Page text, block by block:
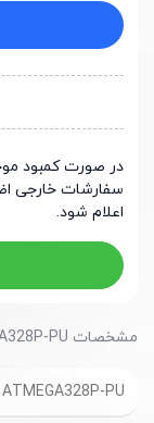
در صورت کمبود
سفارشات خارجی
اعلام شود.
مشخصات ATMEGA328P-PU
ATMEGA328P-PU